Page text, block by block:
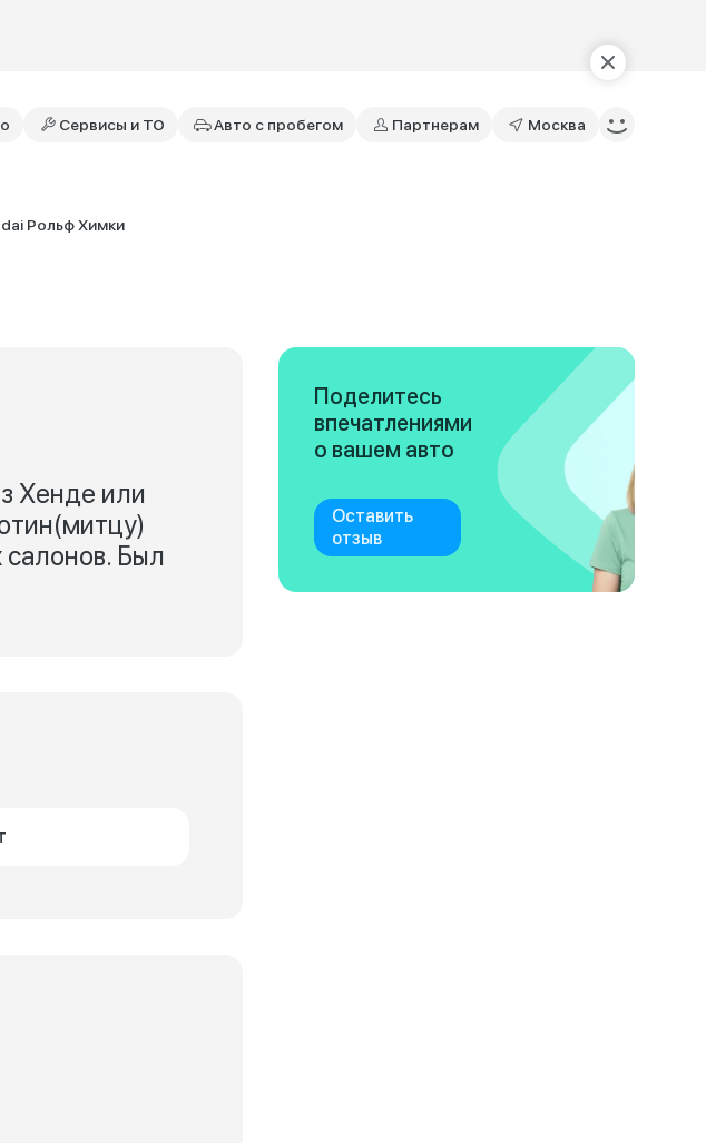
Сервисы и ТО Авто с пробегом Партнерам Москва
Рольф Химки
Хенде или
Был
Поделитесь
впечатлениями
о вашем авто
Оставить
отзыв